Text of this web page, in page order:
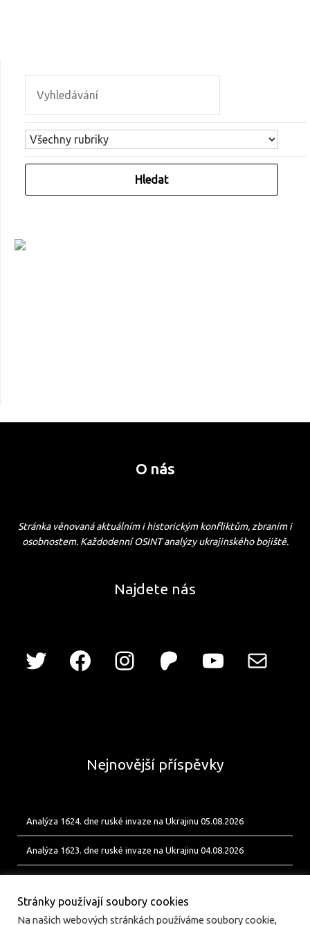
O nás
Stránka věnovaná aktuálním i historickým konfliktům, zbraním i
osobnostem. Každodenní OSINT analýzy ukrajinského bojiště.
Najdete nás
Nejnovější příspěvky
Analýza 1624. dne ruské invaze na Ukrajinu 05.08.2026
Analýza 1623. dne ruské invaze na Ukrajinu 04.08.2026
Stránky používají soubory cookies
Na našich webových stránkách používáme soubory cookie,